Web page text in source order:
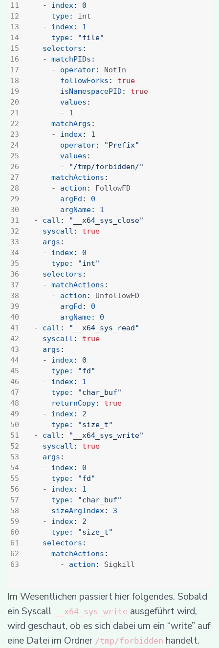
14
24
34
44
54
- index:
0
type:
int
- index:
1
type:
"file"
selectors :
- matchPIDs :
- operator:
NotIn
followForks :
true
isNamespacePID :
true
values :
- 1
matchArgs :
- index:
1
operator:
"Prefix"
values :
-
"/tmp/forbidden/"
matchActions :
- action :
FollowFD
argFd :
0
argName:
1
- call :
"__x64_sys_close"
syscall :
true
args :
- index:
0
type:
"int"
selectors :
- matchActions :
- action :
UnfollowFD
argFd :
0
argName:
0
- call :
"__x64_sys_read"
syscall :
true
args :
- index:
0
type:
"fd"
- index:
1
type:
"char_buf"
returnCopy:
true
- index:
2
type:
"size_t"
- call :
"__x64_sys_write"
syscall :
true
args :
- index:
0
type:
"fd"
- index:
1
type:
"char_buf"
sizeArgIndex:
3
- index:
2
type:
"size_t"
selectors :
- matchActions :
- action : Sigkill
Im Wesentlichen passiert hier folgendes. Sobald
ein Syscall
__x64_sys_write ausgeführt wird,
wird geschaut, ob es sich dabei um ein “write” auf
eine Datei im Ordner /tmp/forbidden handelt.